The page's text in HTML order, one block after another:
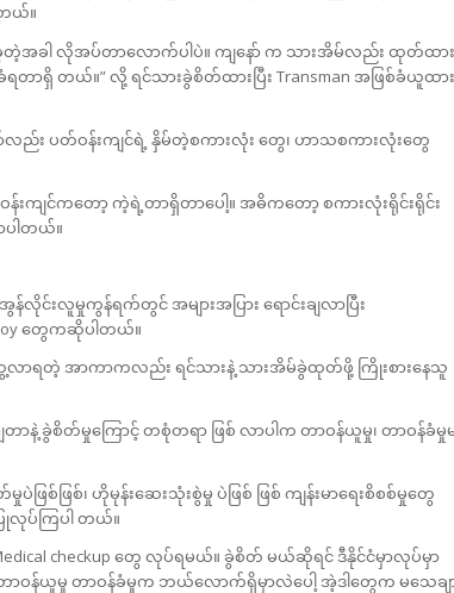
တယ်။
တဲ့အခါ လိုအပ်တာလောက်ပါပဲ။ ကျနော် က သားအိမ်လည်း ထုတ်ထား
တာရှိ တယ်။” လို့ ရင်သားခွဲစိတ်ထားပြီး Transman အဖြစ်ခံယူထား
လည်း ပတ်ဝန်းကျင်ရဲ့ နှိမ်တဲ့စကားလုံး တွေ၊ ဟာသစကားလုံးတွေ
န်းကျင်ကတော့ ကဲ့ရဲ့တာရှိတာပေါ့။ အဓိကတော့ စကားလုံးရိုင်းရိုင်း
ပါတယ်။
န်လိုင်းလူမှုကွန်ရက်တွင် အများအပြား ရောင်းချလာပြီး
တွေကဆိုပါတယ်။
ေ့လာရတဲ့ အာကာကလည်း ရင်သားနဲ့ သားအိမ်ခွဲထုတ်ဖို့ ကြိုးစားနေသူ
ာနဲ့ ခွဲစိတ်မှုကြောင့် တစုံတရာ ဖြစ် လာပါက တာဝန်ယူမှု၊ တာဝန်ခံမှု
ြစ်ဖြစ်၊ ဟိုမုန်းဆေးသုံးစွဲမှု ပဲဖြစ် ဖြစ် ကျန်းမာရေးစိစစ်မှုတွေ
လုပ်ကြပါ တယ်။
checkup တွေ လုပ်ရမယ်။ ခွဲစိတ် မယ်ဆိုရင် ဒီနိုင်ငံမှာလုပ်မှာ
တာဝန်ယူမှု တာဝန်ခံမှုက ဘယ်လောက်ရှိမှာလဲပေါ့ အဲ့ဒါတွေက မသေချ